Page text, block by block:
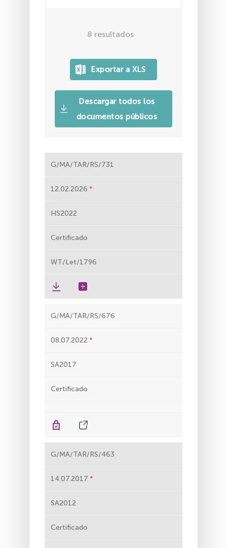
8 resultados
Descargar todos los
documentos públicos
G/MA/TAR/RS/731
12.02.2026
HS2022
Certificado
WT/Let/1796
G/MA/TAR/RS/676
08.07.2022
SA2017
Certificado
G/MA/TAR/RS/463
14.07.2017
SA2012
Certificado